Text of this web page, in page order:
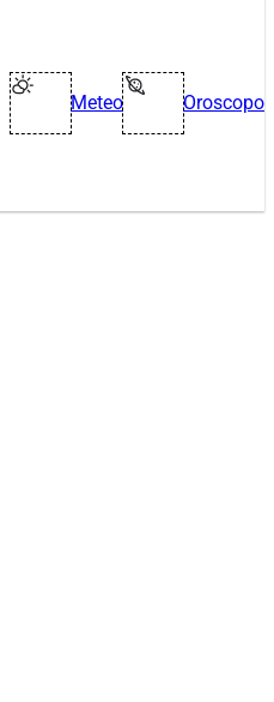
Meteo Oroscopo